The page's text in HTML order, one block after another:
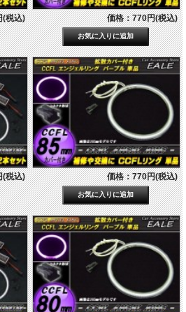
(税込) 価格：770円(税込)
(税込) 価格：770円(税込)